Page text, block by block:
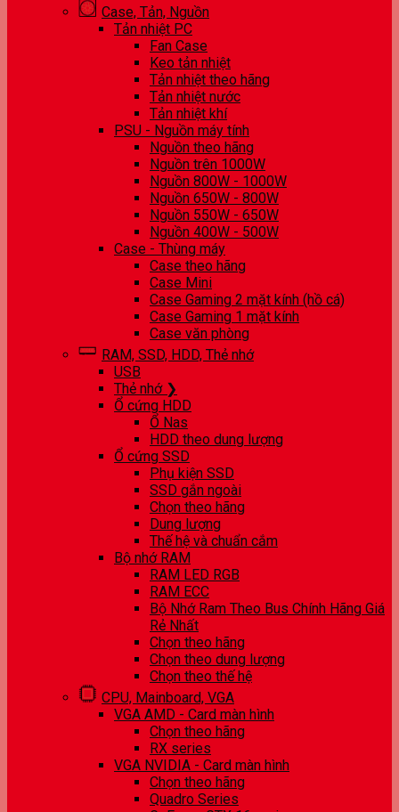
Case, Tản, Nguồn
Tản nhiệt PC
Fan Case
Keo tản nhiệt
Tản nhiệt theo hãng
Tản nhiệt nước
Tản nhiệt khí
PSU - Nguồn máy tính
Nguồn theo hãng
Nguồn trên 1000W
Nguồn 800W - 1000W
Nguồn 650W - 800W
Nguồn 550W - 650W
Nguồn 400W - 500W
Case - Thùng máy
Case theo hãng
Case Mini
Case Gaming 2 mặt kính (hồ cá)
Case Gaming 1 mặt kính
Case văn phòng
RAM, SSD, HDD, Thẻ nhớ
USB
Thẻ nhớ ❯
Ổ cứng HDD
Ổ Nas
HDD theo dung lượng
Ổ cứng SSD
Phụ kiện SSD
SSD gắn ngoài
Chọn theo hãng
Dung lượng
Thế hệ và chuẩn cắm
Bộ nhớ RAM
RAM LED RGB
RAM ECC
Bộ Nhớ Ram Theo Bus Chính Hãng Giá
Rẻ Nhất
Chọn theo hãng
Chọn theo dung lượng
Chọn theo thế hệ
CPU, Mainboard, VGA
VGA AMD - Card màn hình
Chọn theo hãng
RX series
VGA NVIDIA - Card màn hình
Chọn theo hãng
Quadro Series